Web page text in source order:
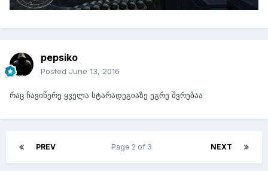
pepsiko
Posted June 13, 2016
რაც ჩავიწერე ყველა სტარადეგიაზე ეგრე შვრებაა
PREV NEXT
Page 2 of 3